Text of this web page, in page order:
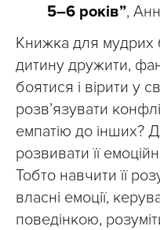
5–6 років”,
Книжка для мудрих
дитину дружити,
боятися і вірити у
розв’язувати
емпатію до інших?
розвивати її
Тобто навчити її
власні емоції,
поведінкою,